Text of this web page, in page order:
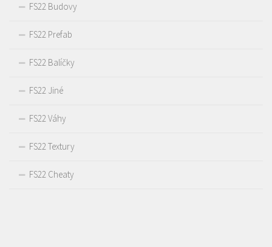
FS22 Budovy
FS22 Prefab
FS22 Balíčky
FS22 Jiné
FS22 Váhy
FS22 Textury
FS22 Cheaty